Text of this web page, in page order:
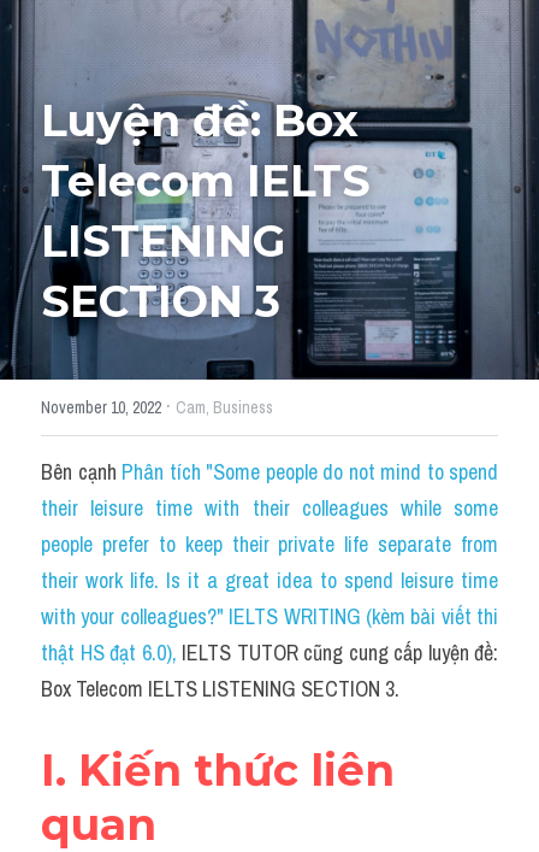
Tourism and Travelling
Pronunciation
Section 3
Section 4
Section 1
Social issues
Section 2
Map
Transcript
Cam
Series luyện nghe Tiếng Anh cùng IELTS T
Health and Medicine
Technology
Advice
HỌC THỬ
Luyện đề: Box
Telecom IELTS
LISTENING
SECTION 3
November 10, 2022 · Cam, Business
Bên cạnh Phân tích "Some people do not mind to spend
their leisure time with their colleagues while some
people prefer to keep their private life separate from
their work life. Is it a great idea to spend leisure time
with your colleagues?" IELTS WRITING (kèm bài viết thi
thật HS đạt 6.0), IELTS TUTOR cũng cung cấp luyện đề:
Box Telecom IELTS LISTENING SECTION 3.
I. Kiến thức liên
quan